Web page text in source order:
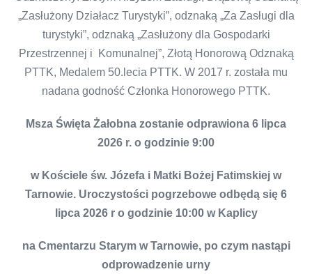
„Zasłużony Działacz Turystyki”, odznaką „Za Zasługi dla
turystyki”, odznaką „Zasłużony dla Gospodarki
Przestrzennej i Komunalnej”, Złotą Honorową Odznaką
PTTK, Medalem 50.lecia PTTK. W 2017 r. została mu
nadana godność Członka Honorowego PTTK.
Msza Święta Żałobna zostanie odprawiona 6 lipca
2026 r. o godzinie 9:00
w Kościele św. Józefa i Matki Bożej Fatimskiej w
Tarnowie. Uroczystości pogrzebowe odbędą się 6
lipca 2026 r o godzinie 10:00 w Kaplicy
na Cmentarzu Starym w Tarnowie, po czym nastąpi
odprowadzenie urny